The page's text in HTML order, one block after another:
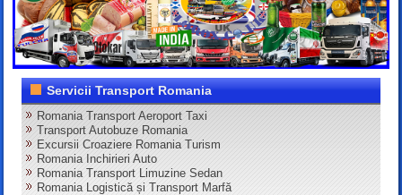
Servicii Transport Romania
Romania Transport Aeroport Taxi
Transport Autobuze Romania
Excursii Croaziere Romania Turism
Romania Inchirieri Auto
Romania Transport Limuzine Sedan
Romania Logistică și Transport Marfă